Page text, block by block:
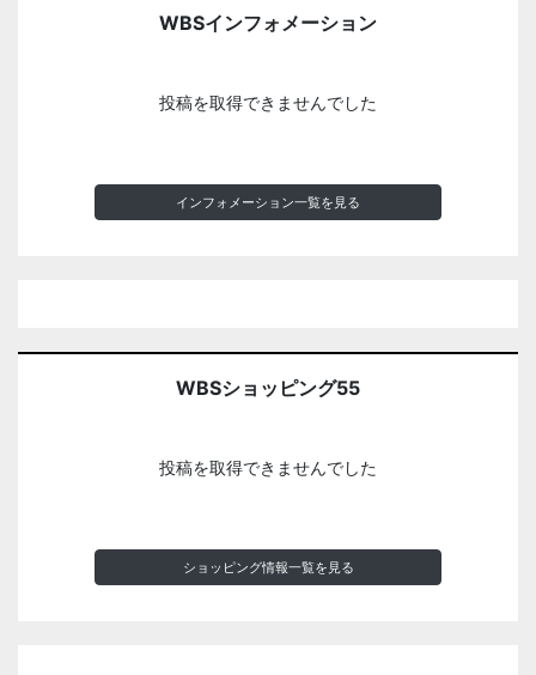
WBSインフォメーション
投稿を取得できませんでした
インフォメーション一覧を見る
WBSショッピング55
投稿を取得できませんでした
ショッピング情報一覧を見る